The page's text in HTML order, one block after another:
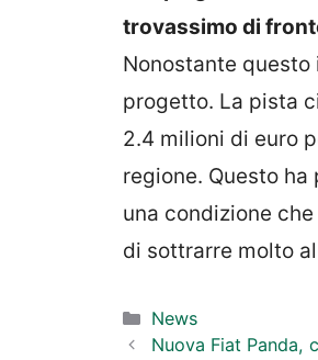
trovassimo di
Nonostante
progetto. La pista
2.4 milioni di euro
regione. Questo
una condizione
di sottrarre molto
Categorie
News
Nuova Fiat Panda,